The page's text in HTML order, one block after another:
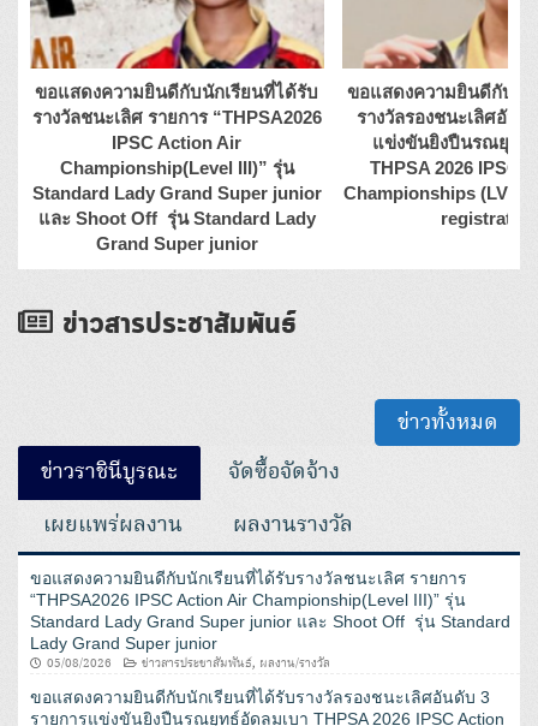
ขอแสดงความยินดีกับนักเรียนที่ได้รับ
รางวัลชนะเลิศ รายการ “THPSA2026
IPSC Action Air
Championship(Level III)” รุ่น
Standard Lady Grand Super junior
และ Shoot Off รุ่น Standard Lady
Grand Super junior
ขอแสดงความยินดีกับนัก
รางวัลรองชนะเลิศอันดั
แข่งขันยิงปืนรณยุทธ์
THPSA 2026 IPSC
Championships (LV3)
registration
ข่าวสารประชาสัมพันธ์
ข่าวทั้งหมด
ข่าวราชินีบูรณะ
จัดซื้อจัดจ้าง
เผยแพร่ผลงาน
ผลงานรางวัล
ขอแสดงความยินดีกับนักเรียนที่ได้รับรางวัลชนะเลิศ รายการ
“THPSA2026 IPSC Action Air Championship(Level III)” รุ่น
Standard Lady Grand Super junior และ Shoot Off รุ่น Standard
Lady Grand Super junior
05/08/2026
ข่าวสารประชาสัมพันธ์, ผลงาน/รางวัล
ขอแสดงความยินดีกับนักเรียนที่ได้รับรางวัลรองชนะเลิศอันดับ 3
รายการแข่งขันยิงปืนรณยุทธ์อัดลมเบา THPSA 2026 IPSC Action